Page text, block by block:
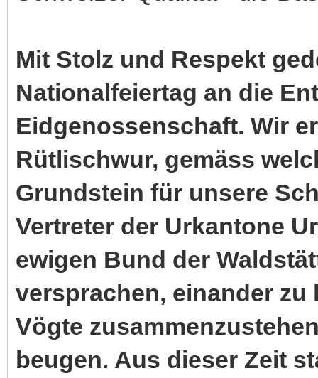
Mit Stolz und Respekt
Nationalfeiertag an die
Eidgenossenschaft. Wir
Rütlischwur, gemäss
Grundstein für unsere
Vertreter der Urkantone
ewigen Bund der
versprachen, einander zu
Vögte
beugen. Aus dieser Zeit